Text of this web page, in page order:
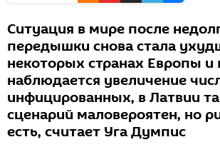
Ситуация в мире после
передышки снова стала
некоторых странах Европы
наблюдается увеличение
инфицированных, в Латвии
сценарий маловероятен, но
есть, считает Уга Думпис